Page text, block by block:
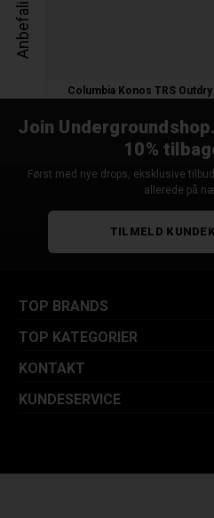
Columbia Konos TRS
Join
10%
Først med nye drops, eksklusive
allerede på
TILMELD
TOP BRANDS
TOP KATEGORIER
KONTAKT
KUNDESERVICE